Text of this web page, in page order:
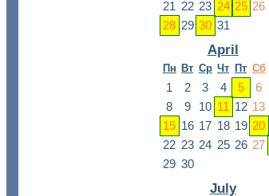
21 22 23 24 25 26
28 29 30 31
April
Пн Вт Ср Чт Пт Сб
1 2 3 4 5 6
8
9 10 11 12 13
15 16 17 18 19 20
22 23 24 25 26 27
29 30
July